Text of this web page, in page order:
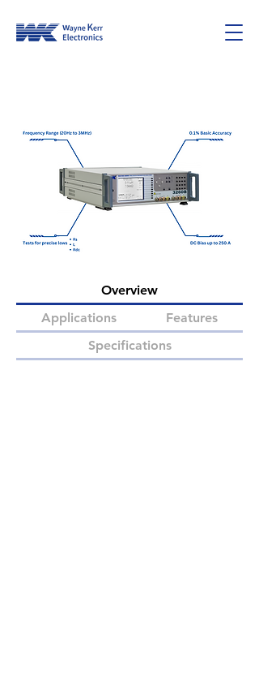
Overview
Applications
Features
Specifications